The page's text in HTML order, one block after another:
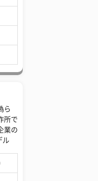
ら
所で
業の
ル